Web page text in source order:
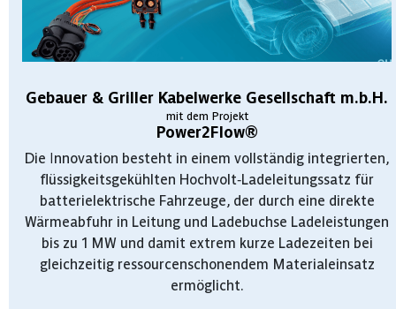
Gebauer & Griller Kabelwerke Gesellschaft m.b.H.
mit dem Projekt
Power2Flow®
Die Innovation besteht in einem vollständig integrierten,
flüssigkeitsgekühlten Hochvolt‑Ladeleitungssatz für
batterielektrische Fahrzeuge, der durch eine direkte
Wärmeabfuhr in Leitung und Ladebuchse Ladeleistungen
bis zu 1 MW und damit extrem kurze Ladezeiten bei
gleichzeitig ressourcenschonendem Materialeinsatz
ermöglicht.